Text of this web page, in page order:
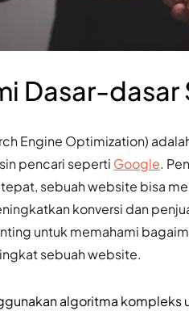
Dasar-dasar
Engine Optimization)
pencari seperti Google.
sebuah website bisa
konversi dan
untuk memahami
sebuah website.
algoritma kompleks